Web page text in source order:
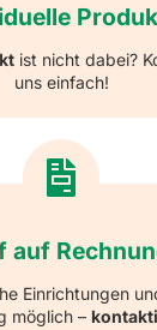
ist nicht dabei?
uns einfach!
auf
Einrichtungen
möglich –